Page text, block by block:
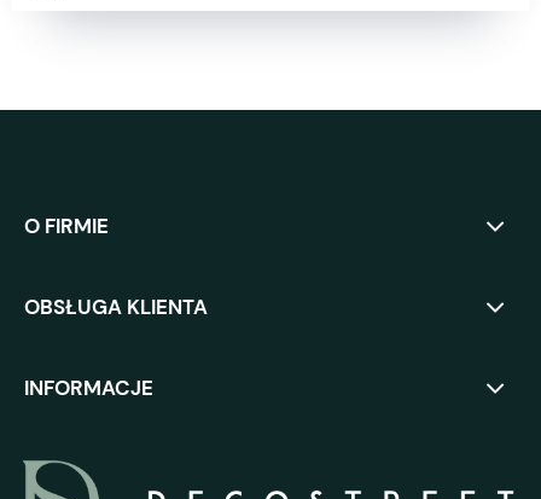
O FIRMIE
OBSŁUGA KLIENTA
INFORMACJE